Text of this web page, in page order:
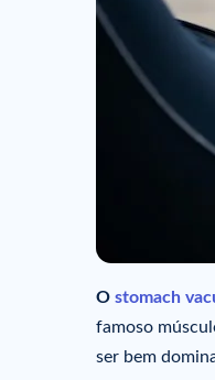
O stomach
famoso
ser bem